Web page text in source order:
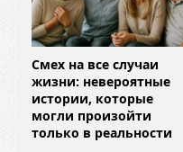
Смех на все случаи
жизни: невероятные
истории, которые
могли произойти
только в реальности